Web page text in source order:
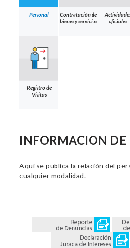
Personal
Contratación de
bienes y servicios
oficiales
Registro de
Visitas
INFORMACION DE
Aquí se publica la relación del
cualquier modalidad.